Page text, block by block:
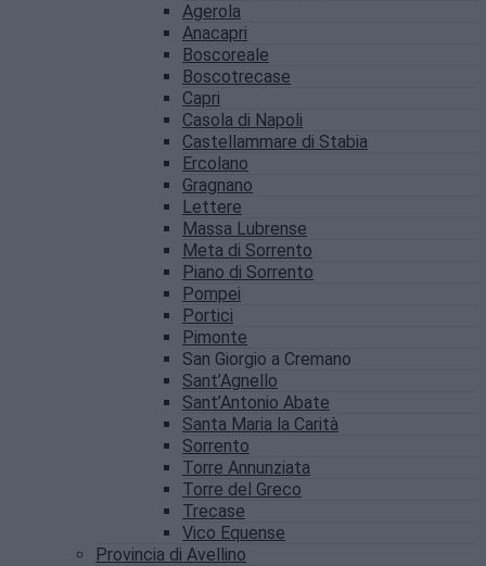
Agerola
Anacapri
Boscoreale
Boscotrecase
Capri
Casola di Napoli
Castellammare di Stabia
Ercolano
Gragnano
Lettere
Massa Lubrense
Meta di Sorrento
Piano di Sorrento
Pompei
Portici
Pimonte
San Giorgio a Cremano
Sant’Agnello
Sant’Antonio Abate
Santa Maria la Carità
Sorrento
Torre Annunziata
Torre del Greco
Trecase
Vico Equense
Provincia di Avellino